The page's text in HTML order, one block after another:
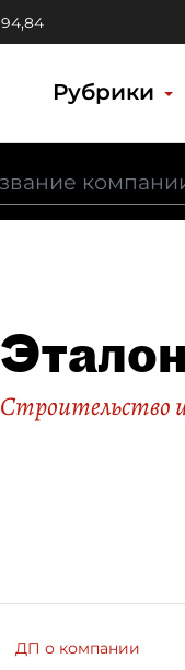
94,84
Рубрики
Строительство
ДП о компании